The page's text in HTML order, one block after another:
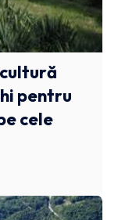
pentru
cele